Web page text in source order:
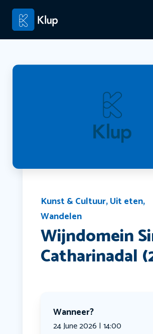
Kunst & Cultuur,Uit eten,
Wandelen
Wijndomein
Catharinadal
Wanneer?
24 June 2026 | 14:00